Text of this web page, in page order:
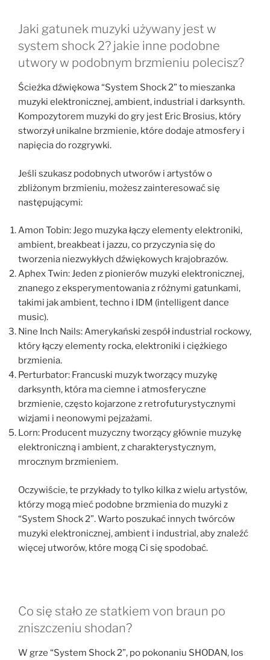
Jaki gatunek muzyki używany jest w
system shock 2? jakie inne podobne
utwory w podobnym brzmieniu polecisz?
Ścieżka dźwiękowa “System Shock 2” to mieszanka
muzyki elektronicznej, ambient, industrial i darksynth.
Kompozytorem muzyki do gry jest Eric Brosius, który
stworzył unikalne brzmienie, które dodaje atmosfery i
napięcia do rozgrywki.
Jeśli szukasz podobnych utworów i artystów o
zbliżonym brzmieniu, możesz zainteresować się
następującymi:
Amon Tobin: Jego muzyka łączy elementy elektroniki,
ambient, breakbeat i jazzu, co przyczynia się do
tworzenia niezwykłych dźwiękowych krajobrazów.
Aphex Twin: Jeden z pionierów muzyki elektronicznej,
znanego z eksperymentowania z różnymi gatunkami,
takimi jak ambient, techno i IDM (intelligent dance
music).
Nine Inch Nails: Amerykański zespół industrial rockowy,
który łączy elementy rocka, elektroniki i ciężkiego
brzmienia.
Perturbator: Francuski muzyk tworzący muzykę
darksynth, która ma ciemne i atmosferyczne
brzmienie, często kojarzone z retrofuturystycznymi
wizjami i neonowymi pejzażami.
Lorn: Producent muzyczny tworzący głównie muzykę
elektroniczną i ambient, z charakterystycznym,
mrocznym brzmieniem.
Oczywiście, te przykłady to tylko kilka z wielu artystów,
którzy mogą mieć podobne brzmienia do muzyki z
“System Shock 2”. Warto poszukać innych twórców
muzyki elektronicznej, ambient i industrial, aby znaleźć
więcej utworów, które mogą Ci się spodobać.
Co się stało ze statkiem von braun po
zniszczeniu shodan?
W grze “System Shock 2”, po pokonaniu SHODAN, los